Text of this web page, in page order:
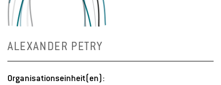
ALEX­AN­DER PETRY
Or­ga­ni­sa­ti­ons­ein­heit(en):